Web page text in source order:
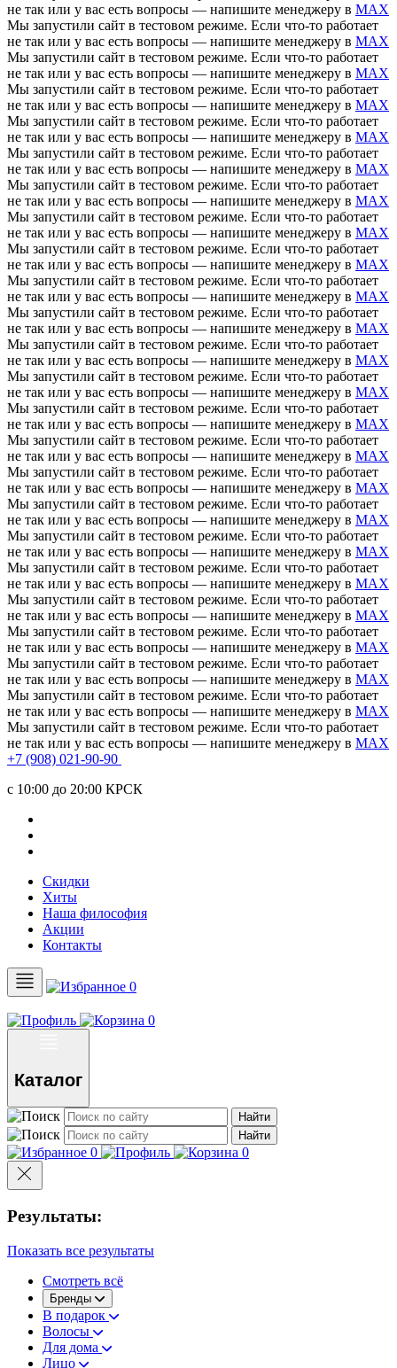
не так или у вас есть вопросы — напишите менеджеру в MAX
Мы запустили сайт в тестовом режиме. Если что-то работает
не так или у вас есть вопросы — напишите менеджеру в MAX
Мы запустили сайт в тестовом режиме. Если что-то работает
не так или у вас есть вопросы — напишите менеджеру в MAX
Мы запустили сайт в тестовом режиме. Если что-то работает
не так или у вас есть вопросы — напишите менеджеру в MAX
Мы запустили сайт в тестовом режиме. Если что-то работает
не так или у вас есть вопросы — напишите менеджеру в MAX
Мы запустили сайт в тестовом режиме. Если что-то работает
не так или у вас есть вопросы — напишите менеджеру в MAX
Мы запустили сайт в тестовом режиме. Если что-то работает
не так или у вас есть вопросы — напишите менеджеру в MAX
Мы запустили сайт в тестовом режиме. Если что-то работает
не так или у вас есть вопросы — напишите менеджеру в MAX
Мы запустили сайт в тестовом режиме. Если что-то работает
не так или у вас есть вопросы — напишите менеджеру в MAX
Мы запустили сайт в тестовом режиме. Если что-то работает
не так или у вас есть вопросы — напишите менеджеру в MAX
Мы запустили сайт в тестовом режиме. Если что-то работает
не так или у вас есть вопросы — напишите менеджеру в MAX
Мы запустили сайт в тестовом режиме. Если что-то работает
не так или у вас есть вопросы — напишите менеджеру в MAX
Мы запустили сайт в тестовом режиме. Если что-то работает
не так или у вас есть вопросы — напишите менеджеру в MAX
Мы запустили сайт в тестовом режиме. Если что-то работает
не так или у вас есть вопросы — напишите менеджеру в MAX
Мы запустили сайт в тестовом режиме. Если что-то работает
не так или у вас есть вопросы — напишите менеджеру в MAX
Мы запустили сайт в тестовом режиме. Если что-то работает
не так или у вас есть вопросы — напишите менеджеру в MAX
Мы запустили сайт в тестовом режиме. Если что-то работает
не так или у вас есть вопросы — напишите менеджеру в MAX
Мы запустили сайт в тестовом режиме. Если что-то работает
не так или у вас есть вопросы — напишите менеджеру в MAX
Мы запустили сайт в тестовом режиме. Если что-то работает
не так или у вас есть вопросы — напишите менеджеру в MAX
Мы запустили сайт в тестовом режиме. Если что-то работает
не так или у вас есть вопросы — напишите менеджеру в MAX
Мы запустили сайт в тестовом режиме. Если что-то работает
не так или у вас есть вопросы — напишите менеджеру в MAX
Мы запустили сайт в тестовом режиме. Если что-то работает
не так или у вас есть вопросы — напишите менеджеру в MAX
Мы запустили сайт в тестовом режиме. Если что-то работает
не так или у вас есть вопросы — напишите менеджеру в MAX
Мы запустили сайт в тестовом режиме. Если что-то работает
не так или у вас есть вопросы — напишите менеджеру в MAX
+7 (908) 021-90-90
c 10:00 до 20:00 КРСК
Скидки
Хиты
Наша философия
Акции
Контакты
0
0
Каталог
Найти
Найти
0 0
Результаты:
Показать все результаты
Смотреть всё
Бренды
В подарок
Волосы
Для дома
Лицо